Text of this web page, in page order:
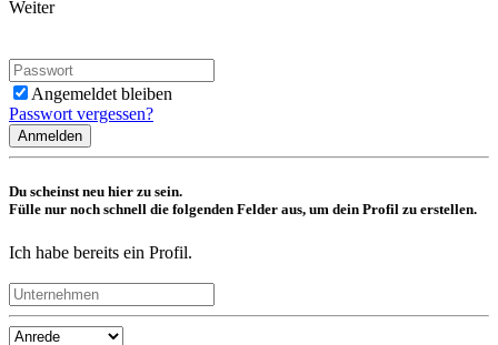
Weiter
Angemeldet bleiben
Passwort vergessen?
Anmelden
Du scheinst neu hier zu sein.
Fülle nur noch schnell die folgenden Felder aus, um dein Profil zu erstellen.
Ich habe bereits ein Profil.